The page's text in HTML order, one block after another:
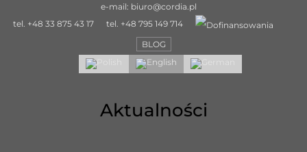
e-mail: biuro@cordia.pl
tel. +48 33 875 43 17 tel. +48 795 149 714
BLOG
Aktualności